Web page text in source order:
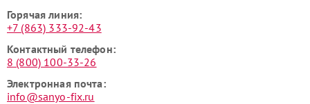
Горячая линия:
+7 (863) 333-92-43
Контактный телефон:
8 (800) 100-33-26
Электронная почта:
info@sanyo-fix.ru